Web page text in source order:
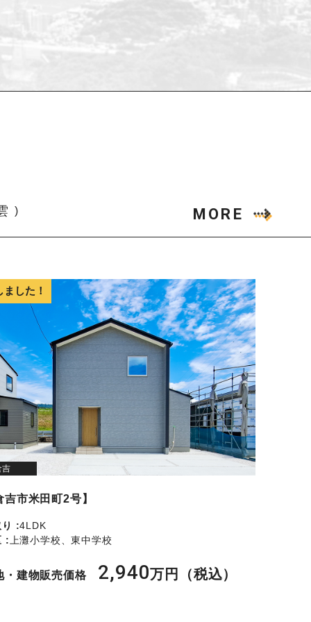
MORE
ました！
吉
吉市米田町2号】
り :4LDK
: 上灘小学校、東中学校
・建物販売価格 2,940万円（税込）